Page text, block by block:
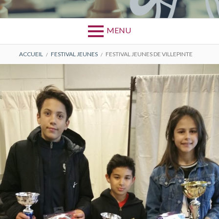
MENU
FIL
D'ARIANE
ACCUEIL FESTIVAL JEUNES FESTIVAL JEUNES DE VILLEPINTE